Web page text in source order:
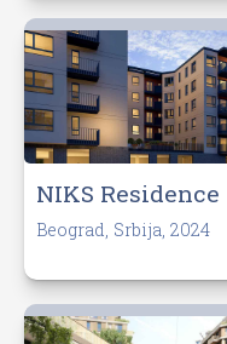
NIKS Residence
Beograd, Srbija, 2024